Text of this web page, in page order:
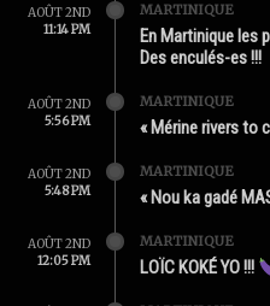
AOÛT 2ND
11:14 PM
MARTINIQUE
En Martinique les
Des enculés-es !!!
AOÛT 2ND
5:56 PM
MARTINIQUE
« Mérine rivers to
AOÛT 2ND
5:48 PM
MARTINIQUE
« Nou ka gadé
AOÛT 2ND
12:05 PM
MARTINIQUE
LOÏC KOKÉ YO !!!